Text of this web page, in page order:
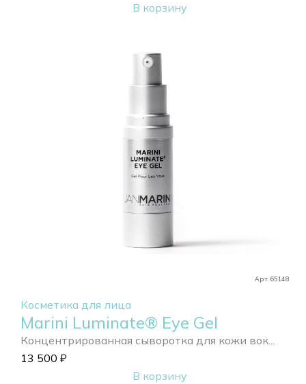
В корзину
Арт. 65148
Косметика для лица
Marini Luminate® Eye Gel
Концентрированная сыворотка для кожи вок...
13 500 ₽
В корзину